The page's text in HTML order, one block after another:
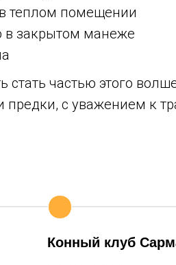
теплом помещении
закрытом манеже
стать частью этого
предки, с уважением к
Конный клуб